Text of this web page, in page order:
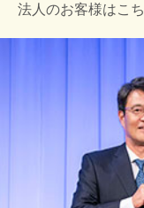
法人のお客様はこ